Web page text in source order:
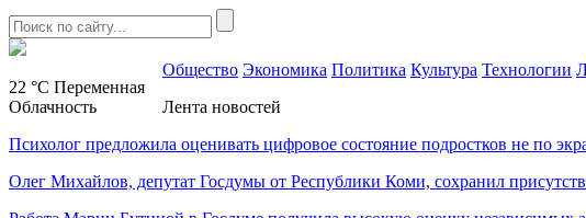
22 °C Переменная
Облачность
Общество Экономика Политика Культура Технологии
Лента новостей
Психолог предложила оценивать цифровое состояние подростков не по
Олег Михайлов, депутат Госдумы от Республики Коми, сохранил